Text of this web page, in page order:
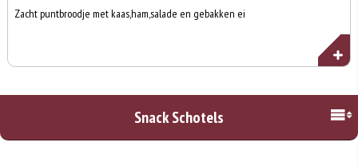
Zacht puntbroodje met kaas,ham,salade en gebakken ei
Snack Schotels